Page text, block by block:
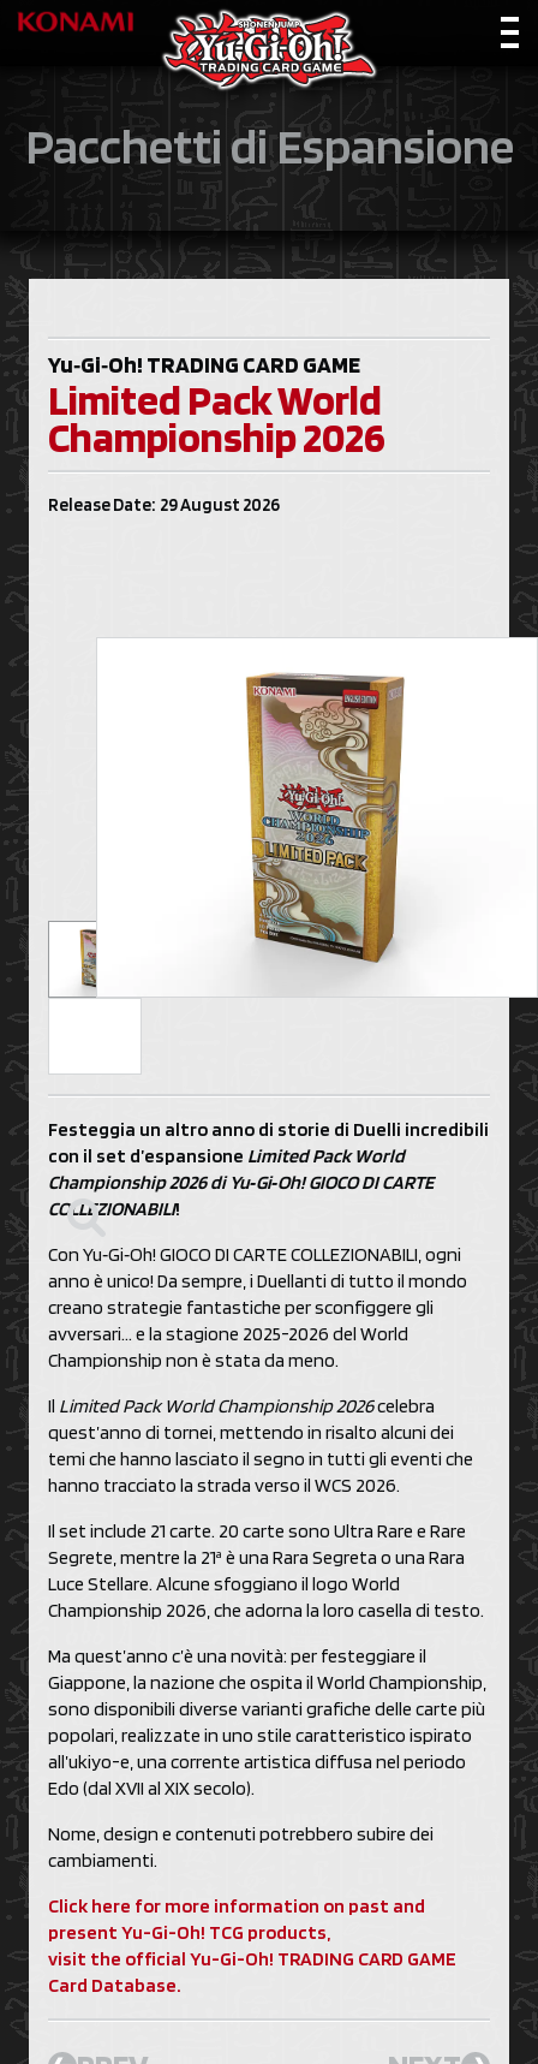
Pacchetti di Espansione
Yu‑Gi‑Oh! TRADING CARD GAME
Limited Pack World
Championship 2026
Release Date: 29 August 2026
Festeggia un altro anno di storie di Duelli incredibili
con il set d’espansione Limited Pack World
Championship 2026 di Yu‑Gi‑Oh! GIOCO DI CARTE
COLLEZIONABILI!
Con Yu‑Gi‑Oh! GIOCO DI CARTE COLLEZIONABILI, ogni
anno è unico! Da sempre, i Duellanti di tutto il mondo
creano strategie fantastiche per sconfiggere gli
avversari… e la stagione 2025-2026 del World
Championship non è stata da meno.
Il Limited Pack World Championship 2026celebra
quest’anno di tornei, mettendo in risalto alcuni dei
temi che hanno lasciato il segno in tutti gli eventi che
hanno tracciato la strada verso il WCS 2026.
Il set include 21 carte. 20 carte sono Ultra Rare e Rare
Segrete, mentre la 21a è una Rara Segreta o una Rara
Luce Stellare. Alcune sfoggiano il logo World
Championship 2026, che adorna la loro casella di testo.
Ma quest’anno c’è una novità: per festeggiare il
Giappone, la nazione che ospita il World Championship,
sono disponibili diverse varianti grafiche delle carte più
popolari, realizzate in uno stile caratteristico ispirato
all’ukiyo-e, una corrente artistica diffusa nel periodo
Edo (dal XVII al XIX secolo).
Nome, design e contenuti potrebbero subire dei
cambiamenti.
Click here for more information on past and
present Yu-Gi-Oh! TCG products,
visit the official Yu-Gi-Oh! TRADING CARD GAME
Card Database.